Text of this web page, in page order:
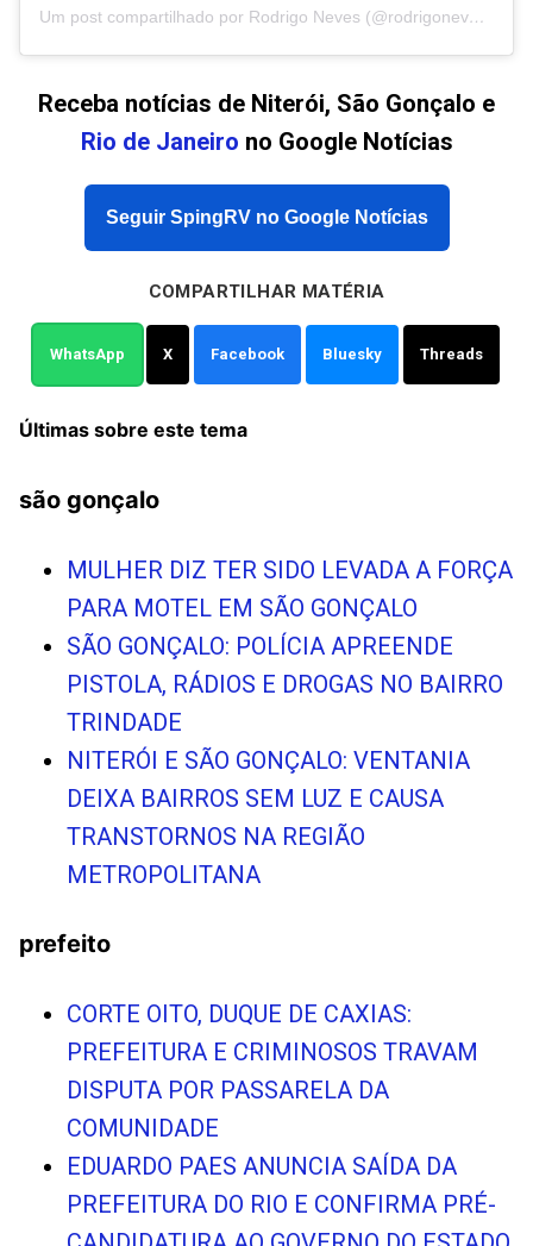
Um post compartilhado por Rodrigo Neves (@rodrigoneves_rj)
Receba notícias de Niterói, São Gonçalo e
Rio de Janeiro no Google Notícias
Seguir SpingRV no Google Notícias
COMPARTILHAR MATÉRIA
WhatsApp X Facebook Bluesky Threads
Últimas sobre este tema
são gonçalo
MULHER DIZ TER SIDO LEVADA A FORÇA
PARA MOTEL EM SÃO GONÇALO
SÃO GONÇALO: POLÍCIA APREENDE
PISTOLA, RÁDIOS E DROGAS NO BAIRRO
TRINDADE
NITERÓI E SÃO GONÇALO: VENTANIA
DEIXA BAIRROS SEM LUZ E CAUSA
TRANSTORNOS NA REGIÃO
METROPOLITANA
prefeito
CORTE OITO, DUQUE DE CAXIAS:
PREFEITURA E CRIMINOSOS TRAVAM
DISPUTA POR PASSARELA DA
COMUNIDADE
EDUARDO PAES ANUNCIA SAÍDA DA
PREFEITURA DO RIO E CONFIRMA PRÉ-